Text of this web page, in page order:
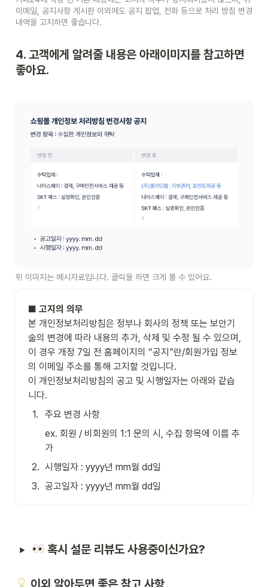
이메일, 공지사항 게시판 이외에도 공지 팝업, 전화 등으로 처리 방침 변경
내역을 고지하면 좋습니다.
4. 고객에게 알려줄 내용은 아래이미지를 참고하면
좋아요.
위 이미지는 예시자료입니다. 클릭을 하면 크게 볼 수 있어요.
■ 고지의 의무
본 개인정보처리방침은 정부나 회사의 정책 또는 보안기
술의 변경에 따라 내용의 추가, 삭제 및 수정 될 수 있으며,
이 경우 개정 7일 전 홈페이지의 “공지”란/회원가입 정보
의 이메일 주소를 통해 고지할 것입니다.
이 개인정보처리방침의 공고 및 시행일자는 아래와 같습
니다.
1.
주요 변경 사항
ex. 회원 / 비회원의 1:1 문의 시, 수집 항목에 이름 추
가
2. 시행일자 : yyyy년 mm월 dd일
3. 공고일자 : yyyy년 mm월 dd일
혹시 설문 리뷰도 사용중이신가요?
이외 알아두면 좋은 참고 사항